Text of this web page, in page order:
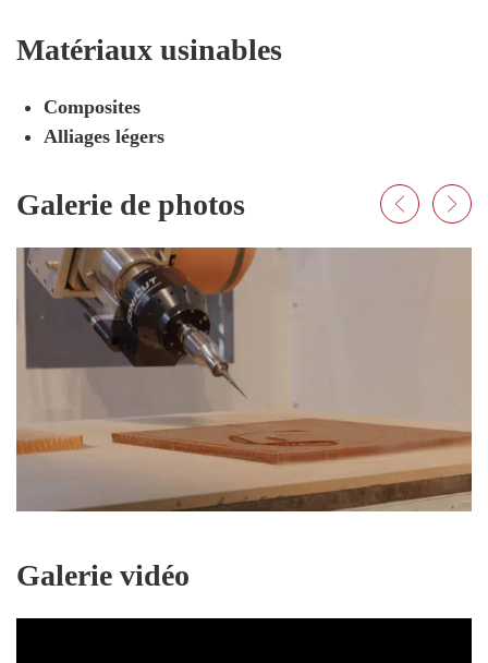
Matériaux usinables
Composites
Alliages légers
Galerie de photos
Galerie vidéo